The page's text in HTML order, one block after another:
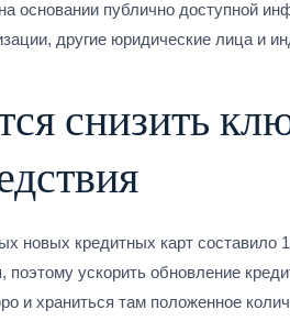
основании публично доступной
другие юридические лица
снизить
новых кредитных карт
поэтому ускорить обновление
и храниться там положенное